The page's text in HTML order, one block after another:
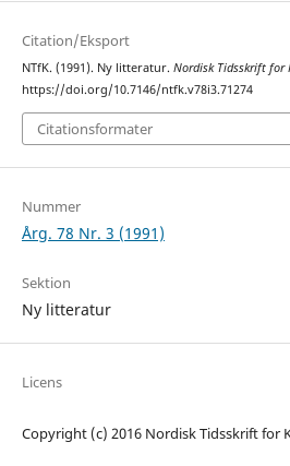
Citation/Eksport
NTfK. (1991). Ny litteratur. Nordisk Tidsskrift for
https://doi.org/10.7146/ntfk.v78i3.71274
Citationsformater
Nummer
Årg. 78 Nr. 3 (1991)
Sektion
Ny litteratur
Licens
Copyright (c) 2016 Nordisk Tidsskrift for